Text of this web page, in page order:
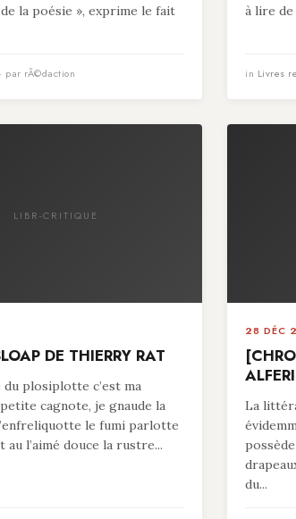
la poésie », exprime le fait
par rÃ©daction
à lire de
in Livres
LIBR-CRITIQUE
DE THIERRY RAT
plosiplotte c’est ma
cagnote, je gnaude la
le fumi parlotte
au l’aimé douce la rustre...
28 DÉC
ALFERI
La
du...